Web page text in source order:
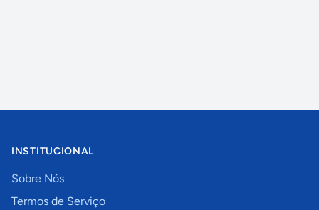
INSTITUCIONAL
Sobre Nós
Termos de Serviço